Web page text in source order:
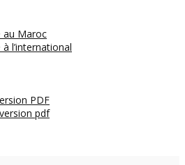
au Maroc
l’international
PDF
pdf